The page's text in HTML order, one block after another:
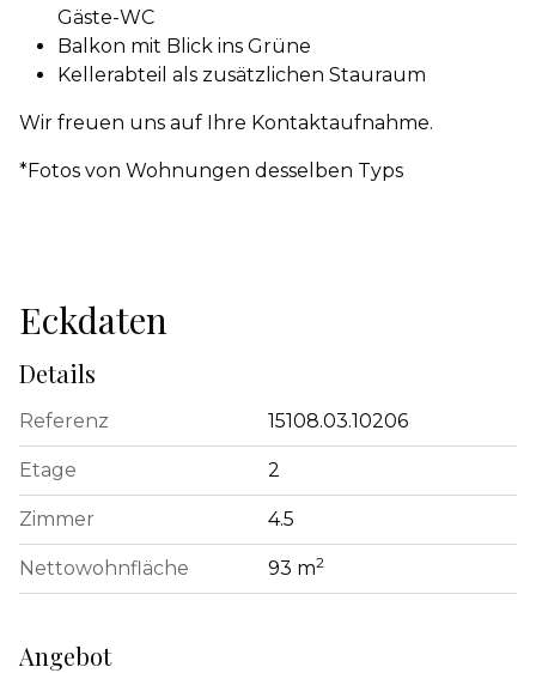
Gäste-WC
Balkon mit Blick ins Grüne
Kellerabteil als zusätzlichen Stauraum
Wir freuen uns auf Ihre Kontaktaufnahme.
*Fotos von Wohnungen desselben Typs
Eckdaten
Details
Referenz 15108.03.10206
Etage 2
Zimmer 4.5
Nettowohnfläche 93 m2
Angebot